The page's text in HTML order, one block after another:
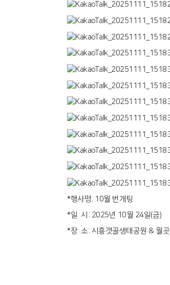
*행사명: 10월 번개팅
*일 시: 2025년 10월 24일(금)
*장 소: 시흥갯골생태공원 & 월곳